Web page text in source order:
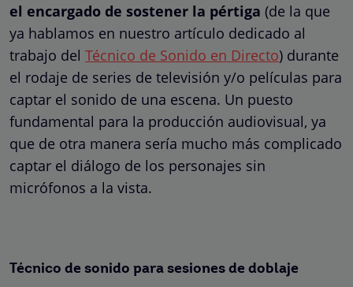
el encargado de sostener la pértiga (de la que
ya hablamos en nuestro artículo dedicado al
trabajo del Técnico de Sonido en Directo) durante
el rodaje de series de televisión y/o películas para
captar el sonido de una escena. Un puesto
fundamental para la producción audiovisual, ya
que de otra manera sería mucho más complicado
captar el diálogo de los personajes sin
micrófonos a la vista.
Técnico de sonido para sesiones de doblaje